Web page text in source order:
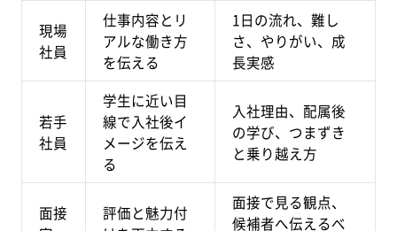
現場
社員
仕事内容とリ
アルな働き方
を伝える
1日の流れ、難し
さ、やりがい、成
長実感
若手
社員
学生に近い目
線で入社後イ
メージを伝え
る
入社理由、配属後
の学び、つまずき
と乗り越え方
面接
評価と魅力付
面接で見る観点、
候補者へ伝えるべ